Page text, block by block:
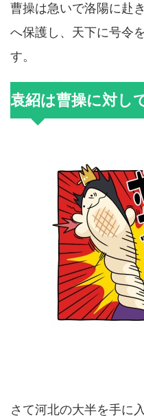
曹操は急いで洛陽に赴
へ保護し、天下に号令
す。
袁紹は曹操に対し
さて河北の大半を手に